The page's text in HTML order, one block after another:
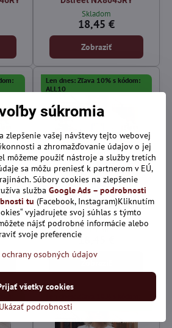
Skladom
18,45 €
Zobraziť
25%
s
–
25%
Len dnes: Zľava 10% s kódom:
ALL10
Dámske bavlnené tričko s
motívom citrónov biele –
Dstreet NX8043RY
Skladom
18,45 €
Zobraziť
ALL10
súkromia
zlepšenie vašej návštevy tejto webovej
a zhromažďovanie údajov o jej
môžeme použiť nástroje a služby tretích
sa môžu preniesť k partnerom v EÚ,
Súbory cookies na zlepšenie
služba Google Ads – podrobnosti
tu (Facebook, Instagram)Kliknutím
vyjadrujete svoj súhlas s týmto
nájsť podrobné informácie alebo
svoje preferencie
ochrany osobných údajov
Ukázať podrobnosti
všetky cookies